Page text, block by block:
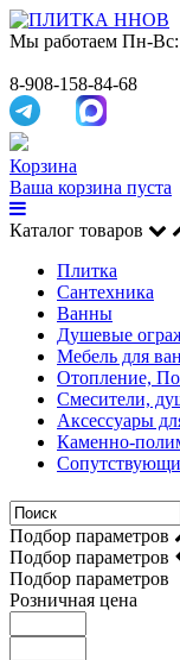
Мы работаем Пн-Вс:
8-908-158-84-68
Корзина
Ваша корзина пуста
Каталог товаров
Плитка
Сантехника
Ванны
Душевые
Мебель для
Отопление,
Смесители,
Аксессуары
Каменно-
Подбор параметров
Подбор параметров
Подбор параметров
Розничная цена